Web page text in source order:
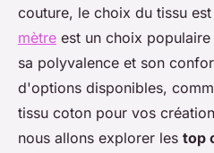
couture, le choix du tissu
mètre est un choix
sa polyvalence et son
d'options disponibles,
tissu coton pour vos
nous allons explorer les top